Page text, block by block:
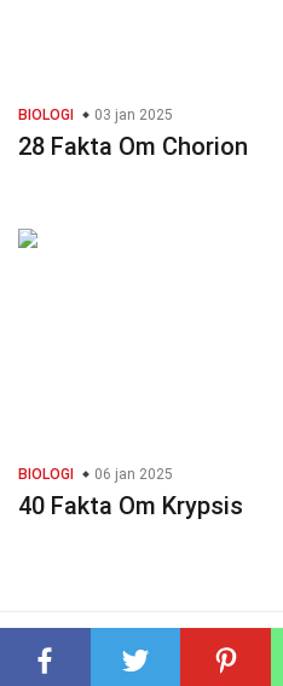
BIOLOGI 03 jan 2025
28 Fakta Om Chorion
BIOLOGI 06 jan 2025
40 Fakta Om Krypsis